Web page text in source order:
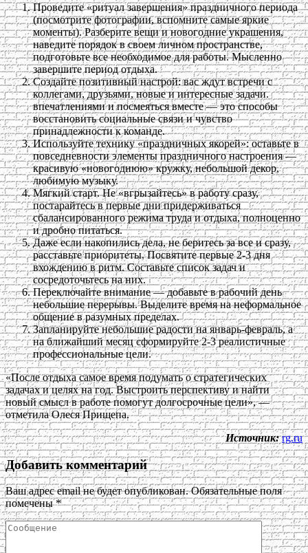
Проведите «ритуал завершения» праздничного периода
(посмотрите фотографии, вспомните самые яркие
моменты). Разберите вещи и новогодние украшения,
наведите порядок в своем личном пространстве,
подготовьте все необходимое для работы. Мысленно
завершите период отдыха.
Создайте позитивный настрой: вас ждут встречи с
коллегами, друзьями, новые и интересные задачи.
впечатлениями и посмеяться вместе — это способы
восстановить социальные связи и чувство
принадлежности к команде.
Используйте технику «праздничных якорей»: оставьте в
повседневности элементы праздничного настроения —
красивую «новогоднюю» кружку, небольшой декор,
любимую музыку.
Мягкий старт. Не «вгрызайтесь» в работу сразу,
постарайтесь в первые дни придерживаться
сбалансированного режима труда и отдыха, полноценно
и дробно питаться.
Даже если накопились дела, не беритесь за все и сразу,
расставьте приоритеты. Посвятите первые 2-3 дня
вхождению в ритм. Составьте список задач и
сосредоточьтесь на них.
Переключайте внимание — добавьте в рабочий день
небольшие перерывы. Выделите время на неформальное
общение в разумных пределах.
Запланируйте небольшие радости на январь-февраль, а
на ближайший месяц сформируйте 2-3 реалистичные
профессиональные цели.
«После отдыха самое время подумать о стратегических
задачах и целях на год. Выстроить перспективу и найти
новый смысл в работе помогут долгосрочные цели», —
отметила Олеся Прищепа.
Источник: rg.ru
Добавить комментарий
Ваш адрес email не будет опубликован. Обязательные поля
помечены*